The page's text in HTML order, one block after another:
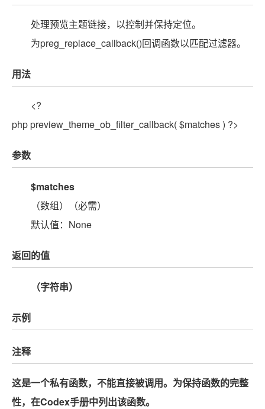
处理预览主题链接，以控制并保持定位。
为preg_replace_callback()回调函数以匹配过滤器。
用法
<?
php preview_theme_ob_filter_callback( $matches ) ?>
参数
$matches
（数组）（必需）
默认值：None
返回的值
（字符串）
示例
注释
这是一个私有函数，不能直接被调用。为保持函数的完整
性，在Codex手册中列出该函数。